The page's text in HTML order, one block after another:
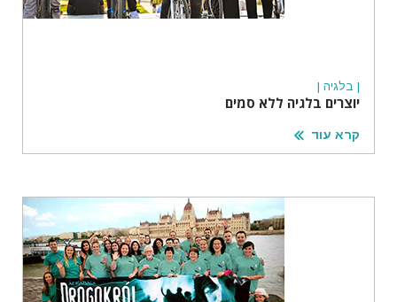
| בלגיה |
יוצרים בלגיה ללא סמים
קרא עוד